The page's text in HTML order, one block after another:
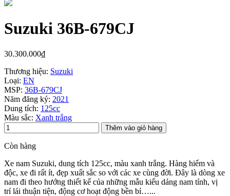
Suzuki 36B-679CJ
30.300.000₫
Thương hiệu: Suzuki
Loại: EN
MSP: 36B-679CJ
Năm đăng ký: 2021
Dung tích: 125cc
Màu sắc: Xanh trắng
Thêm vào giỏ hàng
Còn hàng
Xe nam Suzuki, dung tích 125cc, màu xanh trắng. Hàng hiếm và
độc, xe đi rất ít, đẹp xuất sắc so với các xe cùng đời. Đây là dòng xe
nam đi theo hướng thiết kế của những mẫu kiểu dáng nam tính, vị
trí lái thuận tiện, động cơ hoạt động bền bỉ…...